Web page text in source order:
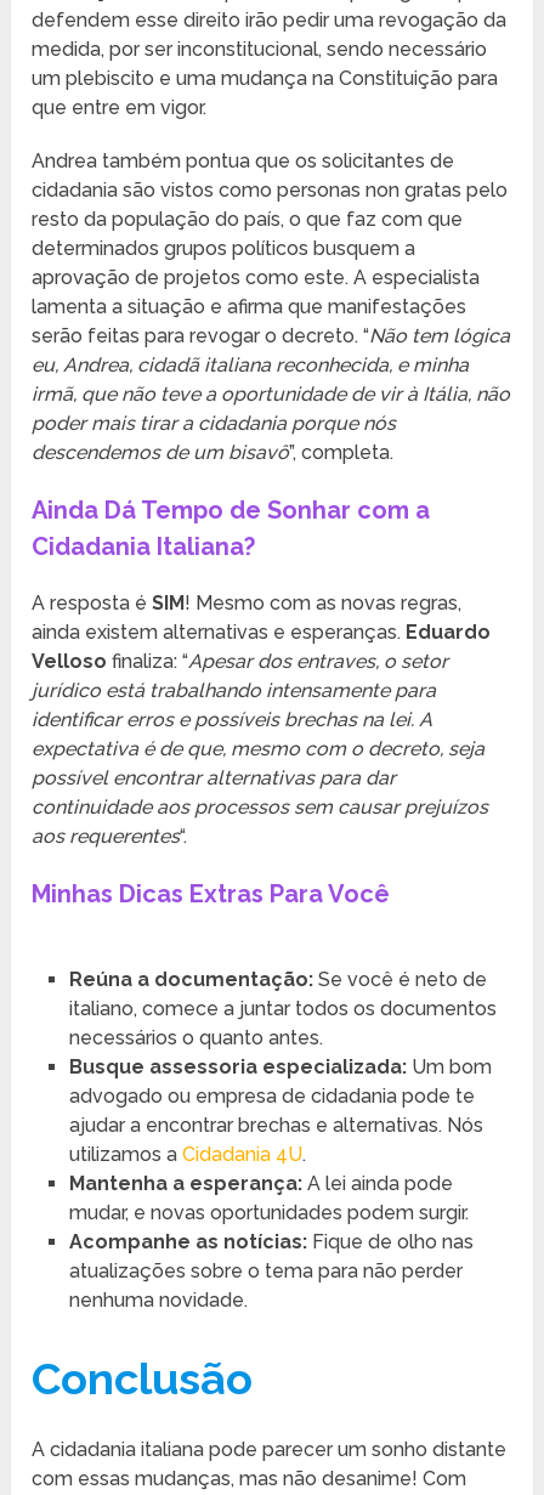
defendem esse direito irão pedir uma revogação da
medida, por ser inconstitucional, sendo necessário
um plebiscito e uma mudança na Constituição para
que entre em vigor.
Andrea também pontua que os solicitantes de
cidadania são vistos como personas non gratas pelo
resto da população do país, o que faz com que
determinados grupos políticos busquem a
aprovação de projetos como este. A especialista
lamenta a situação e afirma que manifestações
serão feitas para revogar o decreto. “Não tem lógica
eu, Andrea, cidadã italiana reconhecida, e minha
irmã, que não teve a oportunidade de vir à Itália, não
poder mais tirar a cidadania porque nós
descendemos de um bisavô”, completa.
Ainda Dá Tempo de Sonhar com a
Cidadania Italiana?
A resposta éSIM ! Mesmo com as novas regras,
ainda existem alternativas e esperanças. Eduardo
Velloso finaliza: “Apesar dos entraves, o setor
jurídico está trabalhando intensamente para
identificar erros e possíveis brechas na lei. A
expectativa é de que, mesmo com o decreto, seja
possível encontrar alternativas para dar
continuidade aos processos sem causar prejuízos
aos requerentes“.
Minhas Dicas Extras Para Você
Reúna a documentação:Se você é neto de
italiano, comece a juntar todos os documentos
necessários o quanto antes.
Busque assessoria especializada:Um bom
advogado ou empresa de cidadania pode te
ajudar a encontrar brechas e alternativas. Nós
utilizamos a Cidadania 4U.
Mantenha a esperança:A lei ainda pode
mudar, e novas oportunidades podem surgir.
Acompanhe as notícias:Fique de olho nas
atualizações sobre o tema para não perder
nenhuma novidade.
Conclusão
A cidadania italiana pode parecer um sonho distante
com essas mudanças, mas não desanime! Com